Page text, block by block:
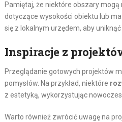
Pamiętaj, że niektóre obszary
dotyczące wysokości obiektu lub
się z lokalnym urzędem, aby
Inspiracje z
Przeglądanie gotowych projektów
pomysłów. Na przykład, niektóre
z estetyką, wykorzystując
Warto również zwrócić uwagę na